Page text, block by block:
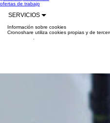
ofertas de trabajo
SERVICIOS
Información sobre cookies
Cronoshare utiliza cookies propias y de